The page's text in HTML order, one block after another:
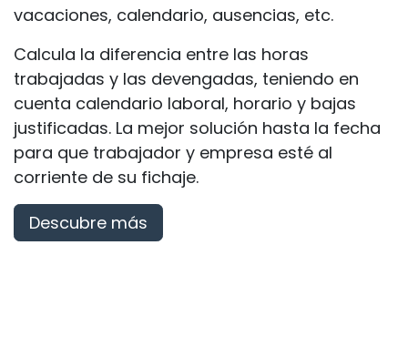
vacaciones, calendario, ausencias, etc.
Calcula la diferencia entre las horas
trabajadas y las devengadas, teniendo en
cuenta calendario laboral, horario y bajas
justificadas. La mejor solución hasta la fecha
para que trabajador y empresa esté al
corriente de su fichaje.
Descubre más